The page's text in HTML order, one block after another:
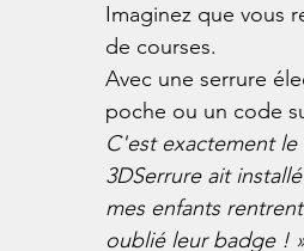
Imaginez que vous
de courses.
Avec une serrure
poche ou un code
C'est exactement
3DSerrure ait
mes enfants
oublié leur badge !